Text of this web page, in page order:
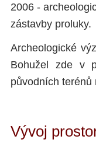
2006 -
zástavby proluky.
Archeologické
Bohužel zde v
původních terénů
Vývoj